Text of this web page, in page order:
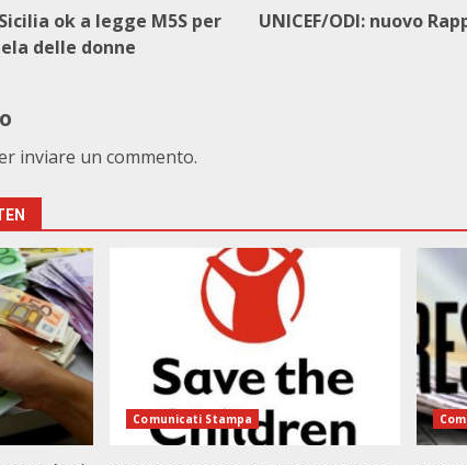
ok a legge M5S per
delle donne
UNICEF/ODI: nuovo
inviare un commento.
Comunicati Stampa